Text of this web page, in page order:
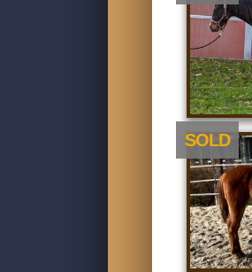
SOLD